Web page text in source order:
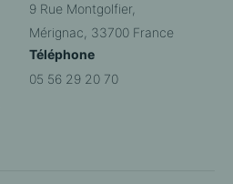
9 Rue Montgolfier,
Mérignac 33700 France
Téléphone
05 56 29 20 70